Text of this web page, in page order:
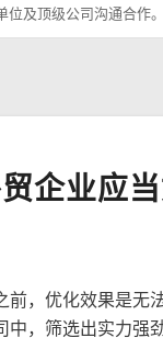
及顶级公司沟通合作。
企业应
，优化效果是
，筛选出实力